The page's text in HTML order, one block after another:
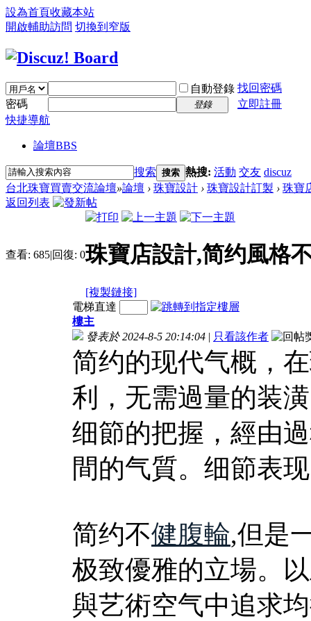
設為首頁收藏本站
開啟輔助訪問 切換到窄版
自動登錄 找回密碼
密碼
登錄
立即註冊
快捷導航
論壇BBS
搜索 搜索 熱搜: 活動 交友 discuz
台北珠寶買賣交流論壇»論壇 › 珠寶設計 › 珠寶設計訂製 › 珠寶
返回列表
查看: 685|回復: 0珠寶店設計,简约風格
[複製鏈接]
電梯直達
樓主
發表於 2024-8-5 20:14:04 | 只看該作者
简约的现代气概，
利，无需過量的装
细節的把握，經由
間的气質。细節表
简约不健腹輪,但是
极致優雅的立場。
與艺術空气中追求